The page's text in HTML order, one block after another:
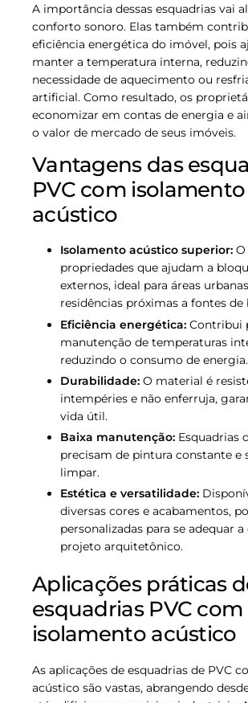
A importância dessas esquadrias vai
conforto sonoro. Elas também
eficiência energética do imóvel, pois
manter a temperatura interna,
necessidade de aquecimento ou
artificial. Como resultado, os
economizar em contas de energia e
o valor de mercado de seus imóveis.
Vantagens das
PVC com isolamento
acústico
Isolamento acústico superior: O
propriedades que ajudam a
externos, ideal para áreas
residências próximas a fontes de
Eficiência energética: Contribui
manutenção de temperaturas
reduzindo o consumo de energia.
Durabilidade: O material é
intempéries e não enferruja,
vida útil.
Baixa manutenção: Esquadrias
precisam de pintura constante e
limpar.
Estética e versatilidade:
diversas cores e acabamentos,
personalizadas para se adequar
projeto arquitetônico.
Aplicações práticas
esquadrias PVC com
isolamento acústico
As aplicações de esquadrias de PVC
acústico são vastas, abrangendo